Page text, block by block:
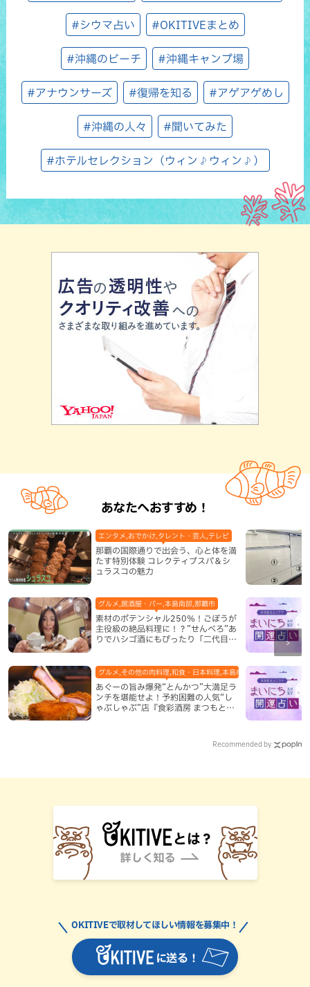
#シウマ占い #OKITIVEまとめ
#沖縄のビーチ #沖縄キャンプ場
#アナウンサーズ #復帰を知る #アゲアゲめし
#沖縄の人々 #聞いてみた
#ホテルセレクション（ウィン♪ウィン♪）
あなたへおすすめ！
那覇の国際通りで出会う、心と体を満
たす特別体験 コレクティブスパ＆シ
ュラスコの魅力
エンタメ,おでかけ,タレント・芸人,テレビ
素材のポテンシャル250％！ごぼうが
主役級の絶品料理に！？”せんべろ”あ
りでハシゴ酒にもぴったり「二代目ふ
グルメ,居酒屋・バー,本島南部,那覇市
あぐーの旨み爆発“とんかつ”大満足ラ
ンチを堪能せよ！予約困難の人気“し
ゃぶしゃぶ”店『食彩酒房 まつもと』
グルメ,その他の肉料理,和食・日本料理,本島南部,那覇市
Recommended by
に送る！
OKITIVEで取材してほしい情報を募集中！